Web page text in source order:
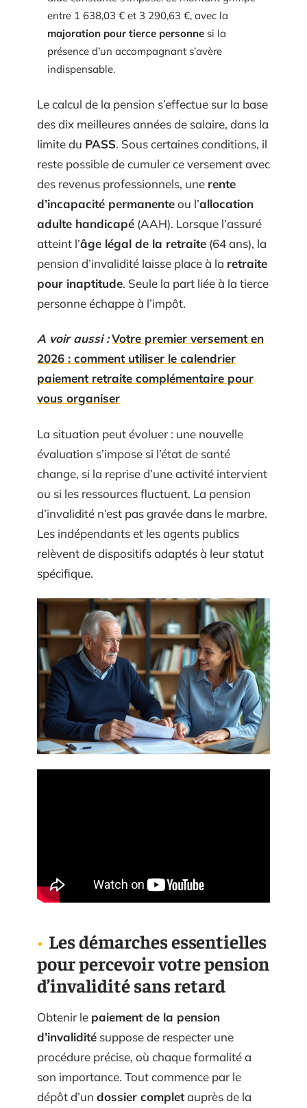
entre 1 638,03 € et 3 290,63 €, avec la
majoration pour tierce personne si la
présence d’un accompagnant s’avère
indispensable.
Le calcul de la pension s’effectue sur la base
des dix meilleures années de salaire, dans la
limite du PASS. Sous certaines conditions, il
reste possible de cumuler ce versement avec
des revenus professionnels, une rente
d’incapacité permanenteou l’allocation
adulte handicapé (AAH). Lorsque l’assuré
atteint l’âge légal de la retraite (64 ans), la
pension d’invalidité laisse place à la retraite
pour inaptitude. Seule la part liée à la tierce
personne échappe à l’impôt.
A voir aussi :Votre premier versement en
2026 : comment utiliser le calendrier
paiement retraite complémentaire pour
vous organiser
La situation peut évoluer : une nouvelle
évaluation s’impose si l’état de santé
change, si la reprise d’une activité intervient
ou si les ressources fluctuent. La pension
d’invalidité n’est pas gravée dans le marbre.
Les indépendants et les agents publics
relèvent de dispositifs adaptés à leur statut
spécifique.
Les démarches essentielles
pour percevoir votre pension
d’invalidité sans retard
Obtenir le paiement de la pension
d’invalidité suppose de respecter une
procédure précise, où chaque formalité a
son importance. Tout commence par le
dépôt d’un dossier completauprès de la